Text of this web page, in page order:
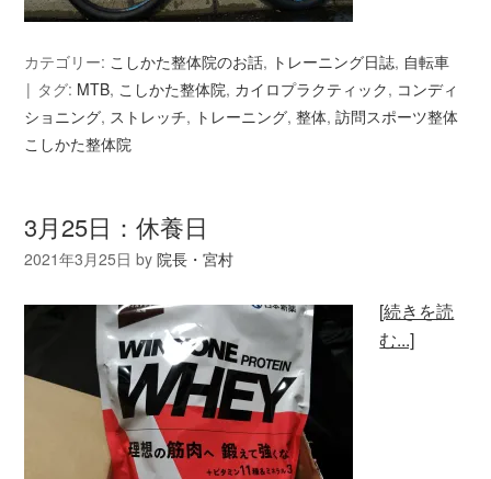
カテゴリー: こしかた整体院のお話, トレーニング日誌, 自転車
タグ: MTB, こしかた整体院, カイロプラクティック, コンディ
ショニング, ストレッチ, トレーニング,整体,訪問スポーツ整体
こしかた整体院
3月25日：休養日
2021年3月25日 by院長・宮村
[続きを読
む...]